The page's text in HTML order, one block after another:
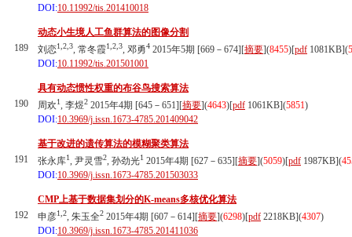
DOI:10.11992/tis.201410018
189
动态小生境人工鱼群算法的图像分割
刘恋1,2,3, 常冬霞1,2,3, 邓勇4 2015年5期 [669－674][摘要](8455)[pdf 1081KB](
DOI:10.11992/tis.201501001
190
具有动态惯性权重的布谷鸟搜索算法
周欢1, 李煜2 2015年4期 [645－651][摘要](4643)[pdf 1061KB](5851)
DOI:10.3969/j.issn.1673-4785.201409042
191
基于改进的遗传算法的模糊聚类算法
张永库1, 尹灵雪2, 孙劲光1 2015年4期 [627－635][摘要](5059)[pdf 1987KB](
DOI:10.3969/j.issn.1673-4785.201503033
192
CMP上基于数据集划分的K-means多核优化算法
申彦1,2, 朱玉全2 2015年4期 [607－614][摘要](6298)[pdf 2218KB](4307)
DOI:10.3969/j.issn.1673-4785.201411036